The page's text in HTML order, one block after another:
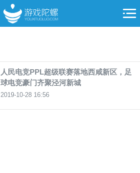
人民电竞PPL超级联赛落地西咸新区，足
球电竞豪门齐聚泾河新城
2019-10-28 16:56